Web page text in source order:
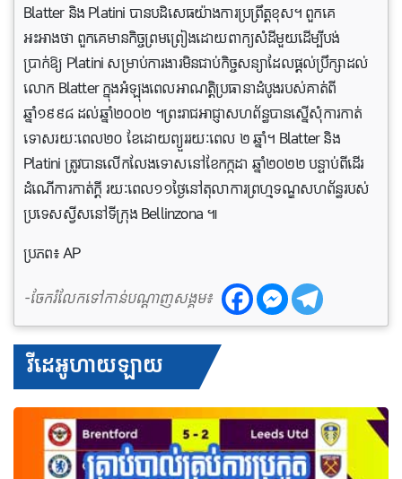
Blatter និង Platini បាន​បដិសេធ​យ៉ាង​​ការ​ប្រព្រឹត្ត​ខុស។ ពួកគេ
អះអាងថា ពួកគេមានកិច្ចព្រមព្រៀងដោយពាក្យសំដីមួយដើម្បីបង់
ប្រាក់ឱ្យ Platini សម្រាប់ការងារមិនជាប់កិច្ចសន្យាដែលផ្តល់ប្រឹក្សាដល់
លោក Blatter ក្នុងអំឡុងពេលអាណត្តិប្រធានាដំបូងរបស់គាត់ពី
ឆ្នាំ១៩៩៨ ដល់ឆ្នាំ២០០២ ។ព្រះរាជអាជ្ញាសហព័ន្ធបានស្នើសុំការកាត់
ទោសរយៈពេល២០ ខែដោយព្យួររយៈពេល ២ ឆ្នាំ។ Blatter និង
Platini ត្រូវបានលើកលែងទោសនៅខែកក្កដា ឆ្នាំ២០២២ បន្ទាប់ពីដើរ
ដំណេីការកាត់ក្តី រយៈពេល១១ថ្ងៃនៅតុលាការព្រហ្មទណ្ឌសហព័ន្ធរបស់
ប្រទេសស្វីសនៅទីក្រុង Bellinzona ៕
ប្រភព៖ AP
-ចែករំលែកទៅកាន់បណ្តាញសង្គម៖
វីដេអូហាយឡាយ